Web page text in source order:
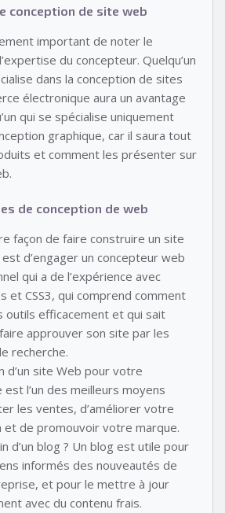
conception de site web
important de noter le
du concepteur. Quelqu’un
dans la conception de sites
électronique aura un avantage
qui se spécialise uniquement
graphique, car il saura tout
et comment les présenter sur
de conception de web
façon de faire construire un site
d’engager un concepteur web
qui a de l’expérience avec
et CSS3, qui comprend comment
outils efficacement et qui sait
approuver son site par les
recherche.
d’un site Web pour votre
l’un des meilleurs moyens
les ventes, d’améliorer votre
et de promouvoir votre marque.
d’un blog ? Un blog est utile pour
informés des nouveautés de
et pour le mettre à jour
avec du contenu frais.